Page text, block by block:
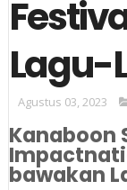
Lagu-
Agustus 03, 2023
Kanaboon
bawakan